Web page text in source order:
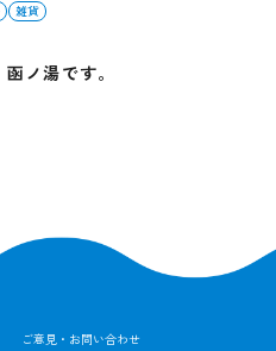
雑貨
ノ湯です。
がありません
ご意見・お問い合わせ